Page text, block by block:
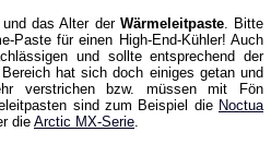
das Alter der Wärmeleitpaste. Bitte
Paste für einen High-End-Kühler! Auch
und sollte entsprechend der
hat sich doch einiges getan und
verstrichen bzw. müssen mit Fön
sind zum Beispiel die Noctua
dieArctic MX-Serie